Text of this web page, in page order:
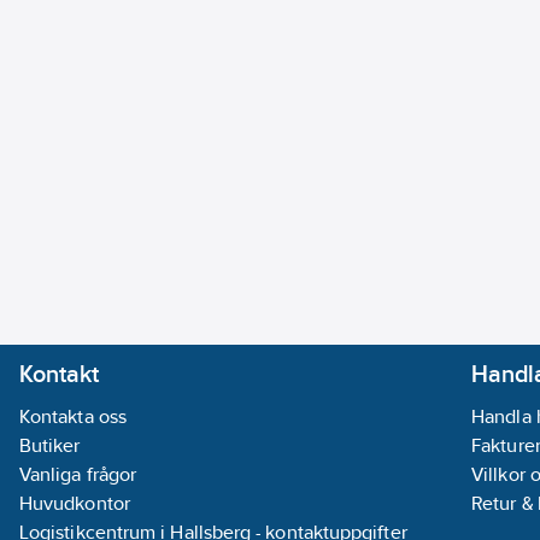
Kontakt
Kontakta oss
Butiker
Vanliga frågor
Huvudkontor
Logistikcentrum i Hallsberg - kontaktuppgifter
Handla
Villkor
Retur &